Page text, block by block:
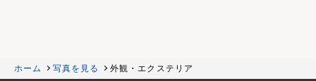
ホーム 写真を見る 外観・エクステリア